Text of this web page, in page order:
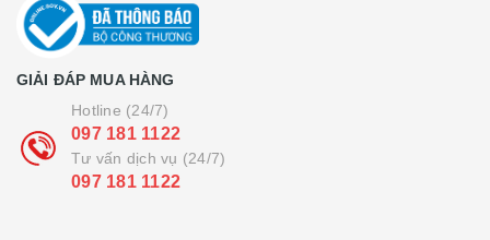
GIẢI ĐÁP MUA HÀNG
Hotline (24/7)
097 181 1122
Tư vấn dịch vụ (24/7)
097 181 1122